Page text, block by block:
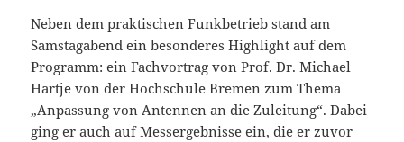
Neben dem praktischen Funkbetrieb stand am
Samstagabend ein besonderes Highlight auf dem
Programm: ein Fachvortrag von Prof. Dr. Michael
Hartje von der Hochschule Bremen zum Thema
„Anpassung von Antennen an die Zuleitung“. Dabei
ging er auch auf Messergebnisse ein, die er zuvor